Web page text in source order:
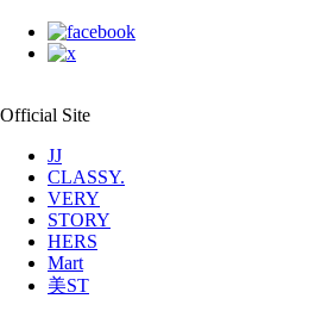
Official Site
JJ
CLASSY.
VERY
STORY
HERS
Mart
美ST